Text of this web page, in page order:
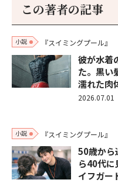
この著者の記事
小説 『スイミングプール』
彼が水着
た。黒い
濡れた肉
2026.07.01
小説 『スイミングプール』
50歳から
ら40代
イフガー